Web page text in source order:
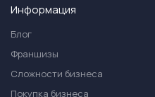
Информация
Блог
Франшизы
Сложности бизнеса
Покупка бизнеса